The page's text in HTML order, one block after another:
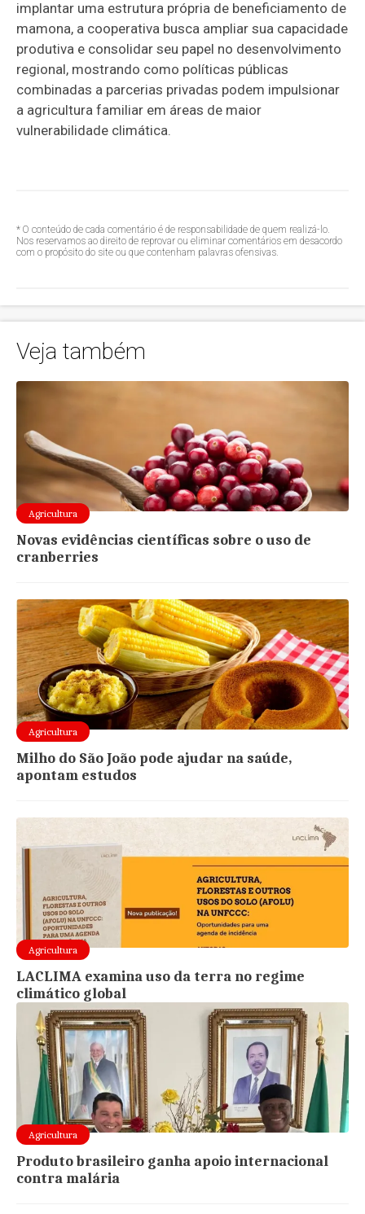
implantar uma estrutura própria de beneficiamento de
mamona, a cooperativa busca ampliar sua capacidade
produtiva e consolidar seu papel no desenvolvimento
regional, mostrando como políticas públicas
combinadas a parcerias privadas podem impulsionar
a agricultura familiar em áreas de maior
vulnerabilidade climática.
* O conteúdo de cada comentário é de responsabilidade de quem realizá-lo.
Nos reservamos ao direito de reprovar ou eliminar comentários em desacordo
com o propósito do site ou que contenham palavras ofensivas.
Veja também
Agricultura
Novas evidências científicas sobre o uso de
cranberries
Agricultura
Milho do São João pode ajudar na saúde,
apontam estudos
Agricultura
LACLIMA examina uso da terra no regime
climático global
Agricultura
Produto brasileiro ganha apoio internacional
contra malária